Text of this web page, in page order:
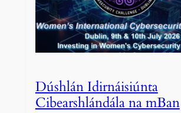
Dúshlán Idirnáisiúnta
Cibearshlándála na mBan